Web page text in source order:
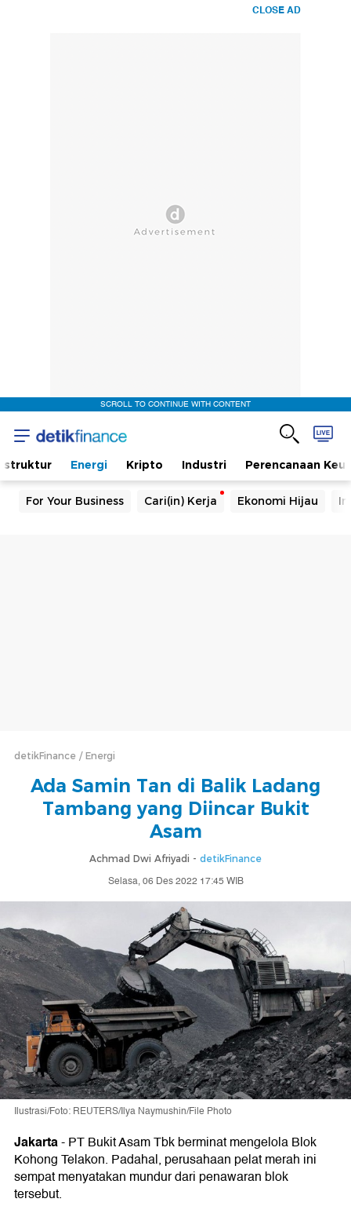
CLOSE AD
SCROLL TO CONTINUE WITH CONTENT
Energi Kripto Industri Perencanaan
For Your Business Cari(in) Kerja Ekonomi Hijau
detikFinance Energi
Ada Samin Tan di Balik Ladang
Tambang yang Diincar Bukit
Asam
Achmad Dwi Afriyadi - detikFinance
Selasa, 06 Des 2022 17:45 WIB
Ilustrasi/Foto: REUTERS/Ilya Naymushin/File Photo
Jakarta-PT Bukit Asam Tbk berminat mengelola Blok
Kohong Telakon. Padahal, perusahaan pelat merah ini
sempat menyatakan mundur dari penawaran blok
tersebut.